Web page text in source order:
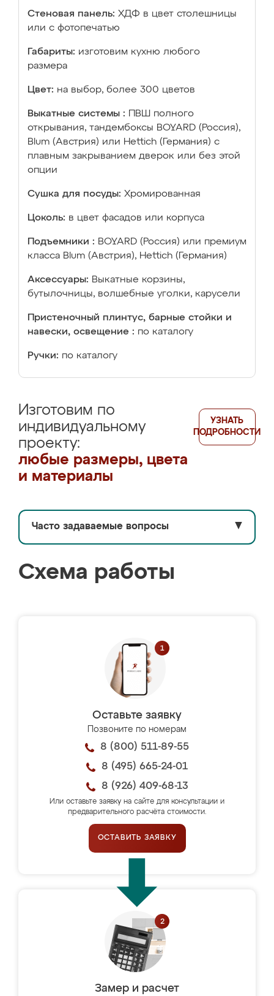
Стеновая панель: ХДФ в цвет столешницы
или с фотопечатью
Габариты: изготовим кухню любого
размера
Цвет: на выбор, более 300 цветов
Выкатные системы :
ПВШ полного
открывания, тандембоксы BOYARD (Россия),
Blum (Австрия) или Hettich (Германия) с
плавным закрыванием дверок или без этой
опции
Сушка для посуды: Хромированная
Цоколь: в цвет фасадов или корпуса
Подъемники : BOYARD (Россия) или премиум
класса Blum (Австрия), Hettich (Германия)
Аксессуары: Выкатные корзины,
бутылочницы, волшебные уголки, карусели
Пристеночный плинтус, барные стойки и
навески, освещение : по каталогу
Ручки: по каталогу
Изготовим по
индивидуальному
проекту:
любые размеры, цвета
и материалы
УЗНАТЬ
ПОДРОБНОСТИ
Часто задаваемые вопросы ▼
Схема работы
Оставьте заявку
Позвоните по номерам
8 (800) 511-89-55
8 (495) 665-24-01
8 (926) 409-68-13
Или оставьте заявку на сайте для консультации и
предварительного расчёта стоимости.
ОСТАВИТЬ ЗАЯВКУ
Замер и расчет